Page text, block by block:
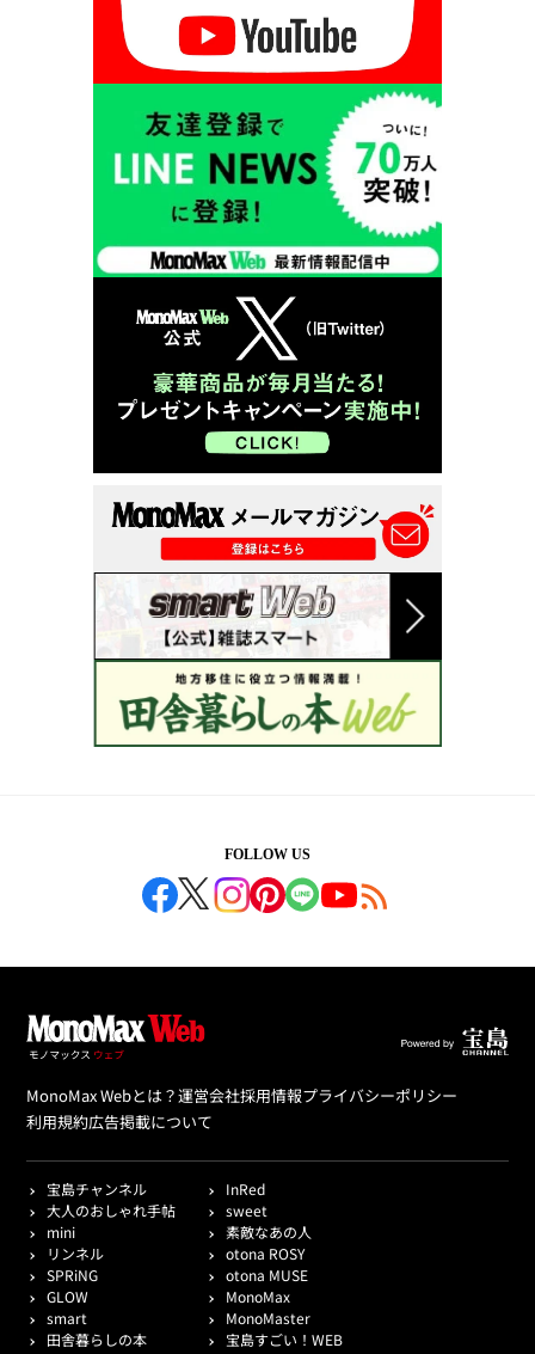
FOLLOW US
MonoMax Webとは？運営会社採用情報プライバシーポリシー
利用規約広告掲載について
宝島チャンネル
InRed
大人のおしゃれ手帖
sweet
mini
素敵なあの人
リンネル
otona ROSY
SPRiNG
otona MUSE
GLOW
MonoMax
smart
MonoMaster
田舎暮らしの本
宝島すごい！WEB